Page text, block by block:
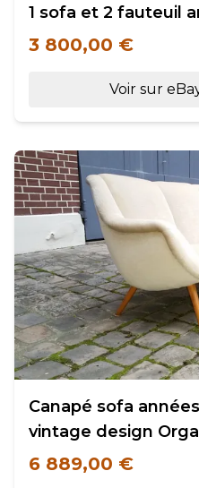
1 sofa et 2 fauteuil
3 800,00 €
Voir sur
Canapé sofa
vintage design
6 889,00 €